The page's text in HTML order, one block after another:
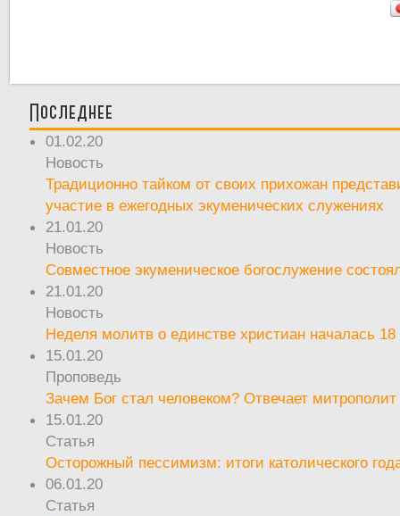
Последнее
01.02.20
Новость
Традиционно тайком от своих прихожан
участие в ежегодных экуменических служениях
21.01.20
Новость
Совместное экуменическое богослужение
21.01.20
Новость
Неделя молитв о единстве христиан началась 18
15.01.20
Проповедь
Зачем Бог стал человеком? Отвечает
15.01.20
Статья
Осторожный пессимизм: итоги католического
06.01.20
Статья